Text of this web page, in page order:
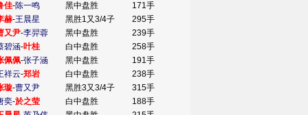
佳-陈一鸣 黑中盘胜
171手
赫-王晨星 黑胜1又3/4子
295手
又尹-李羿蓉 黑中盘胜
239手
碧涵-叶桂 白中盘胜
258手
佩佩-张子涵 黑中盘胜
191手
祥云-郑岩 白中盘胜
238手
璇-曹又尹 黑胜3又3/4子
315手
奕-於之莹 白中盘胜
188手